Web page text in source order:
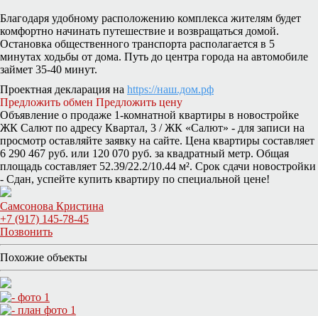
Благодаря удобному расположению комплекса жителям будет
комфортно начинать путешествие и возвращаться домой.
Остановка общественного транспорта располагается в 5
минутах ходьбы от дома. Путь до центра города на автомобиле
займет 35-40 минут.
Проектная декларация на https://наш.дом.рф
Предложить обмен Предложить цену
Объявление о продаже 1-комнатной квартиры в новостройке
ЖК Салют по адресу Квартал, 3 / ЖК «Салют» - для записи на
просмотр оставляйте заявку на сайте. Цена квартиры составляет
6 290 467 руб. или 120 070 руб. за квадратный метр. Общая
площадь составляет 52.39/22.2/10.44 м². Срок сдачи новостройки
- Сдан, успейте купить квартиру по специальной цене!
Самсонова Кристина
+7 (917) 145-78-45
Позвонить
Похожие объекты